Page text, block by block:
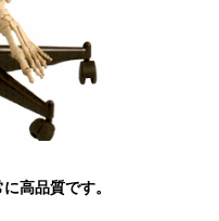
高品質です。